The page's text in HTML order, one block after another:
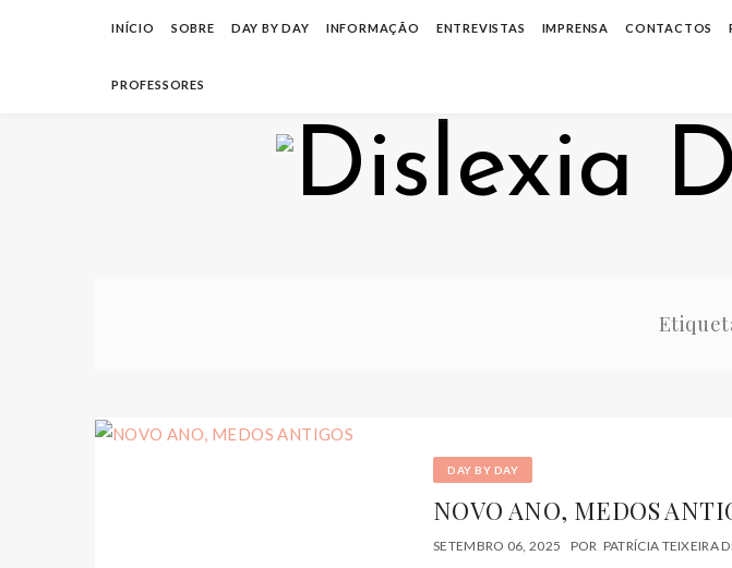
INÍCIO SOBRE DAY BY DAY INFORMAÇÃO ENTREVISTAS IMPRENSA CONTACTOS
PROFESSORES
DAY BY DAY
NOVO ANO, MEDOS
SETEMBRO 06, 2025 POR PATRÍCIA TEIXEIRA